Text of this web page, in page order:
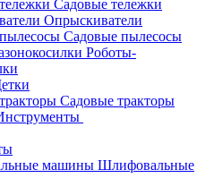
Садовые тележки
Опрыскиватели
Садовые пылесосы
Роботы-
Садовые тракторы
Шлифовальные